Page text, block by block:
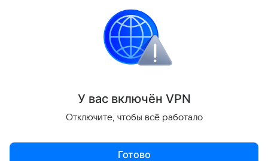
священника и 275 гостей.
Это новый рекорд Гиннесса. Предыдущий —
поставила пара из Италии. Вместе с ними свадьбу
Поделиться
У вас включён VPN
Отключите, чтобы всё работало
Готово